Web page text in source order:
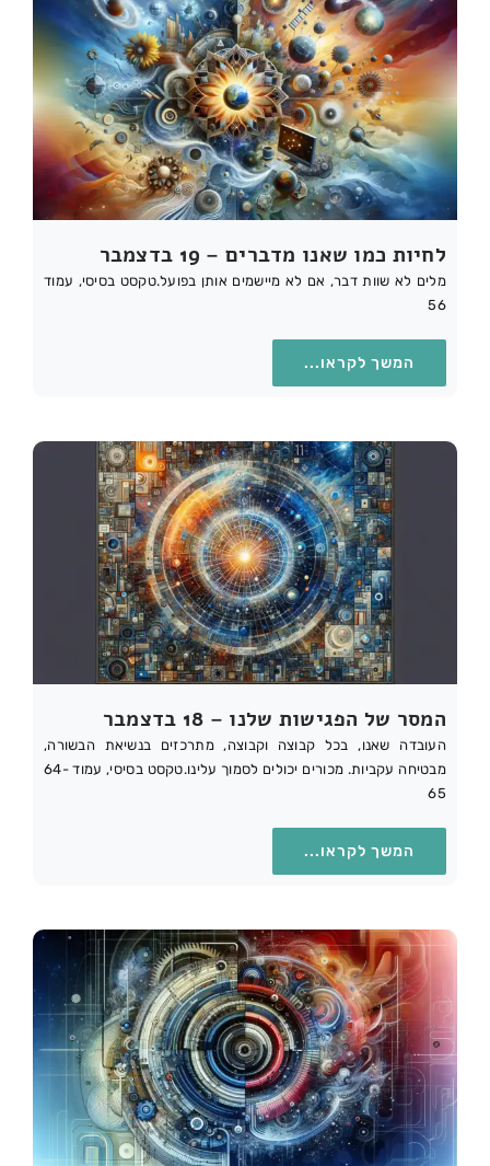
לחיות כמו שאנו מדברים – 19 בדצמבר
מלים לא שוות דבר, אם לא מיישמים אותן בפועל.טקסט בסיסי, עמוד
56
המשך לקראו...
המסר של הפגישות שלנו – 18 בדצמבר
העובדה שאנו, בכל קבוצה וקבוצה, מתרכזים בנשיאת הבשורה,
מבטיחה עקביות. מכורים יכולים לסמוך עלינו.טקסט בסיסי, עמוד 64-
65
המשך לקראו...